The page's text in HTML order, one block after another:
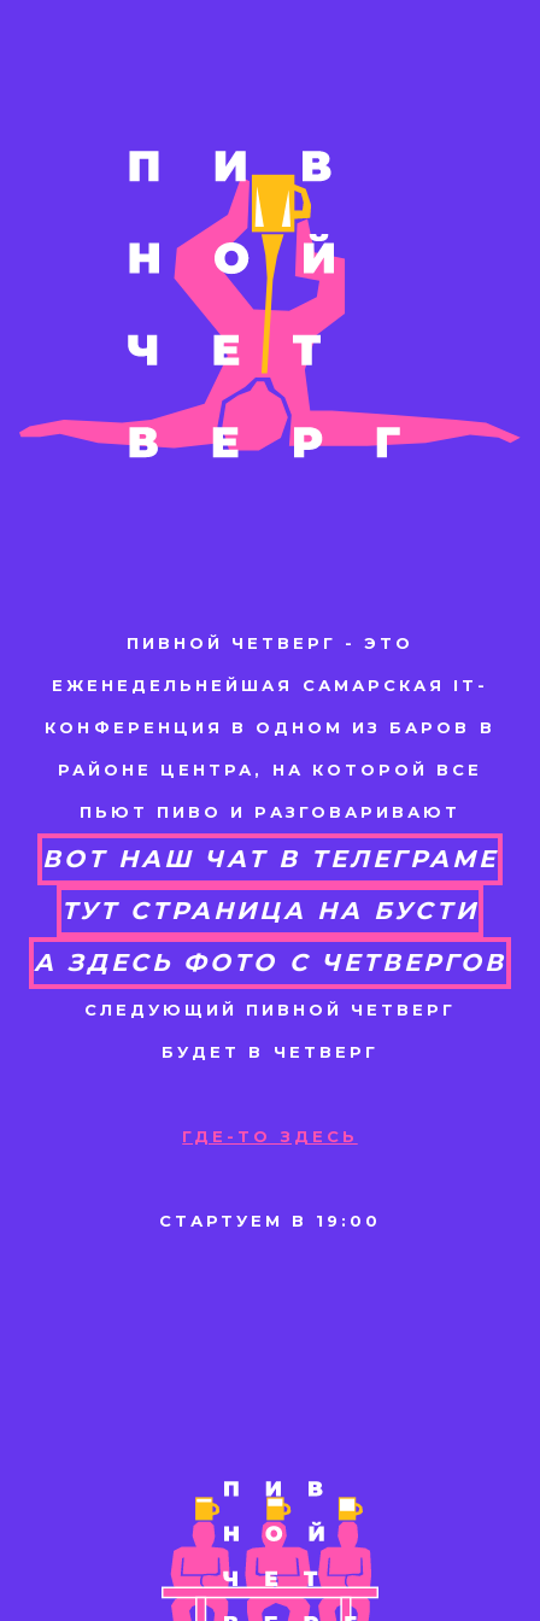
ПИВНОЙ ЧЕТВЕРГ - ЭТО
ЕЖЕНЕДЕЛЬНЕЙШАЯ САМАРСКАЯ IT-
КОНФЕРЕНЦИЯ В ОДНОМ ИЗ БАРОВ В
РАЙОНЕ ЦЕНТРА, НА КОТОРОЙ ВСЕ
ПЬЮТ ПИВО И РАЗГОВАРИВАЮТ
ВОТ НАШ ЧАТ В ТЕЛЕГРАМЕ
ТУТ СТРАНИЦА НА БУСТИ
А ЗДЕСЬ ФОТО С ЧЕТВЕРГОВ
СЛЕДУЮЩИЙ ПИВНОЙ ЧЕТВЕРГ
БУДЕТ В ЧЕТВЕРГ
ГДЕ-ТО ЗДЕСЬ
СТАРТУЕМ В 19:00